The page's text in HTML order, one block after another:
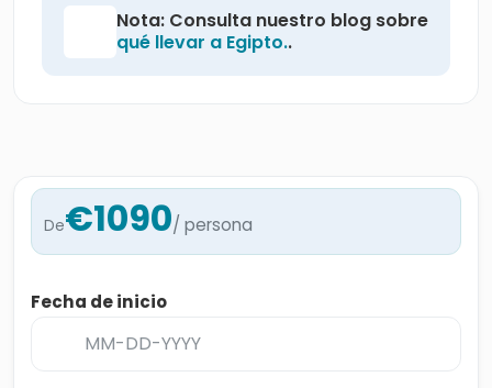
Nota: Consulta nuestro blog sobre
qué llevar a Egipto..
De€1090/ persona
Fecha de inicio